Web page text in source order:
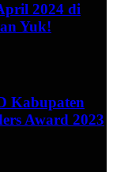
2024 di
Yuk!
Kabupaten
Award 2023